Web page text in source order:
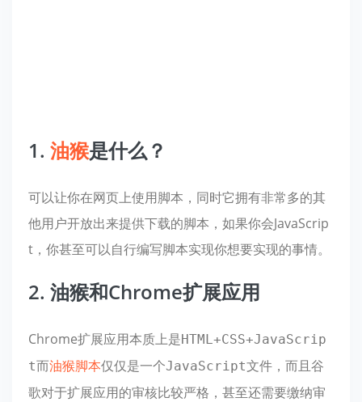
1. 油猴是什么？
可以让你在网页上使用脚本，同时它拥有非常多的其
他用户开放出来提供下载的脚本，如果你会JavaScrip
t，你甚至可以自行编写脚本实现你想要实现的事情。
2. 油猴和Chrome扩展应用
Chrome扩展应用本质上是HTML+CSS+JavaScrip
t而油猴脚本仅仅是一个JavaScript文件，而且谷
歌对于扩展应用的审核比较严格，甚至还需要缴纳审